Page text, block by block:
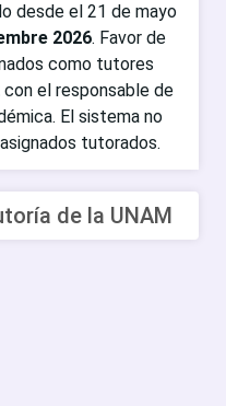
desde el 21 de mayo
2026. Favor de
como tutores
con el responsable de
El sistema no
tutorados.
de la UNAM